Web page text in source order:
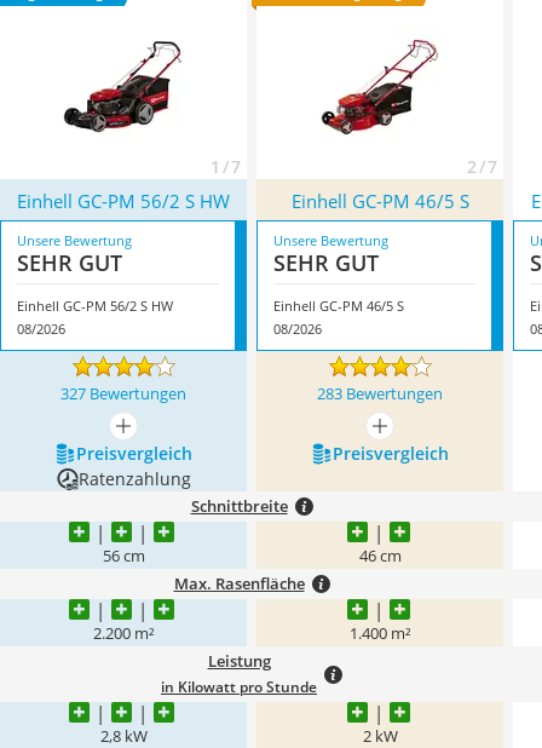
1 / 7 2 / 7
Einhell GC-PM 56/2 S HW Einhell GC-PM 46/5 S
Unsere Bewertung
SEHR GUT
Einhell GC-PM 56/2 S HW
08/2026
Unsere Bewertung
SEHR GUT
Einhell GC-PM 46/5 S
08/2026
327 Bewertungen 283 Bewertungen
mehr anzeigen
mehr anzeigen
Preis­vergleich
Preis­vergleich
Ratenzahlung
Schnittbreite
56 cm 46 cm
Max. Rasenfläche
2.200 m² 1.400 m²
Leistung
in Kilowatt pro Stunde
2,8 kW 2 kW